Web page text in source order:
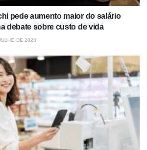
pede aumento maior do salário
debate sobre custo de vida
DE 2026